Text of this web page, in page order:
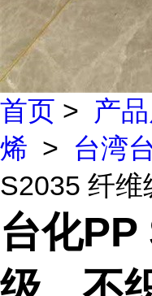
首页 > 产
烯 > 台湾
S2035 纤维
台化PP